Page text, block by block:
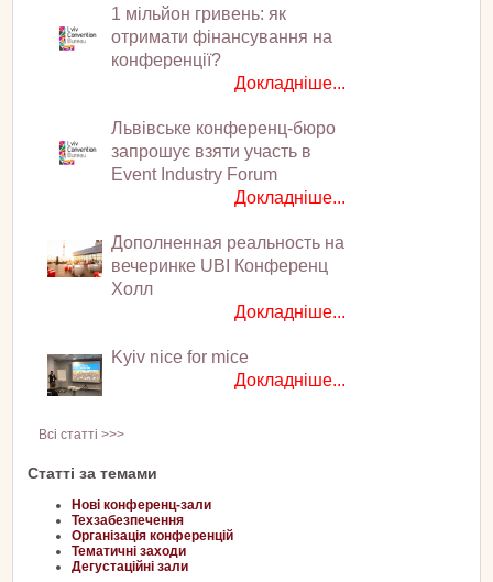
1 мільйон гривень: як
отримати фінансування на
конференції?
Докладніше...
Львівське конференц-бюро
запрошує взяти участь в
Event Industry Forum
Докладніше...
Дополненная реальность на
вечеринке UBI Конференц
Холл
Докладніше...
Kyiv nice for mice
Докладніше...
Всі статті >>>
Статті за темами
Нові конференц-зали
Техзабезпечення
Організація конференцій
Тематичні заходи
Дегустаційні зали